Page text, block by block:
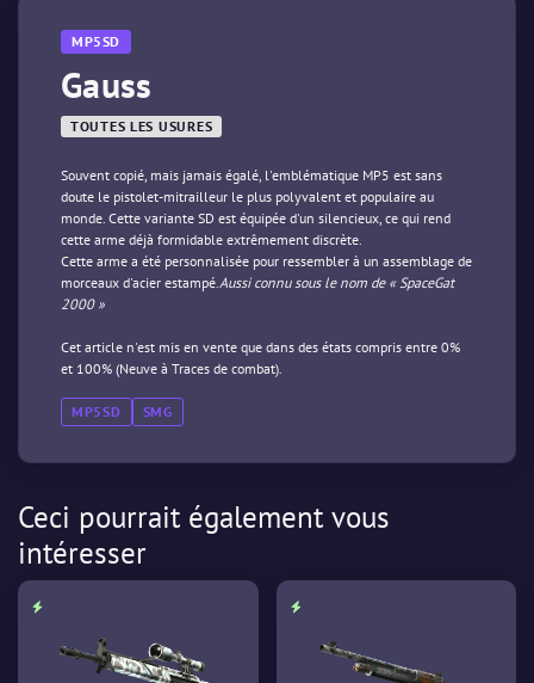
MP5SD
Gauss
TOUTES LES USURES
Souvent copié, mais jamais égalé, l'emblématique MP5 est sans
doute le pistolet-mitrailleur le plus polyvalent et populaire au
monde. Cette variante SD est équipée d'un silencieux, ce qui rend
cette arme déjà formidable extrêmement discrète.
Cette arme a été personnalisée pour ressembler à un assemblage de
morceaux d'acier estampé.Aussi connu sous le nom de « SpaceGat
2000 »
Cet article n'est mis en vente que dans des états compris entre 0%
et 100% (Neuve à Traces de combat).
MP5SD SMG
Ceci pourrait également vous
intéresser